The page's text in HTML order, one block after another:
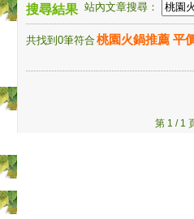
搜尋結果 站內文章搜尋：
共找到0筆符合桃園火鍋推薦 平
第 1 /